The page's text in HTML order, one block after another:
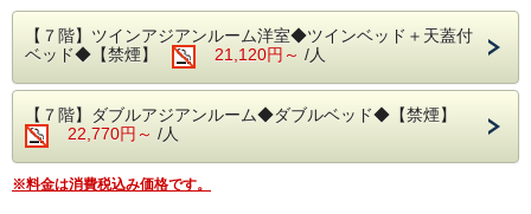
さい。
・場所等の詳細につきましては、当館公式ホームページの
「アクセス」に記載しております。
1日1台1,200円となります。
※30台と限りがあり先着順となります。
※満車の場合は、ホテルよりご連絡いたします。（近隣のコ
インパーキン
グをお客様ご自身でご利用下さい。
◆その他の税
入湯税150円、宿泊税200円が大人のお客様はかかります。
※内容・品数は時期によって異なる場合がございます。
・夕食 17:30～21:00（最終入場 20:00）
・朝食 7:00～ 9:30（最終入場 9:00）
予約状況に応じて入場時間を分けさせていただく場合があり
ます。
◆大浴場
提供内容：生ビール・ハイボール・サワー・果実酒・ワイ
日本酒・カクテル
＊当プランは大人のみとなります。
事前にホテルまでご連絡をお願いいたします。
【７階】ツインアジアンルーム洋室◆ツインベッド＋天蓋付
ベッド◆【禁煙】
21,120円～ /人
【７階】ダブルアジアンルーム◆ダブルベッド◆【禁煙】
22,770円～ /人
※料金は消費税込み価格です。